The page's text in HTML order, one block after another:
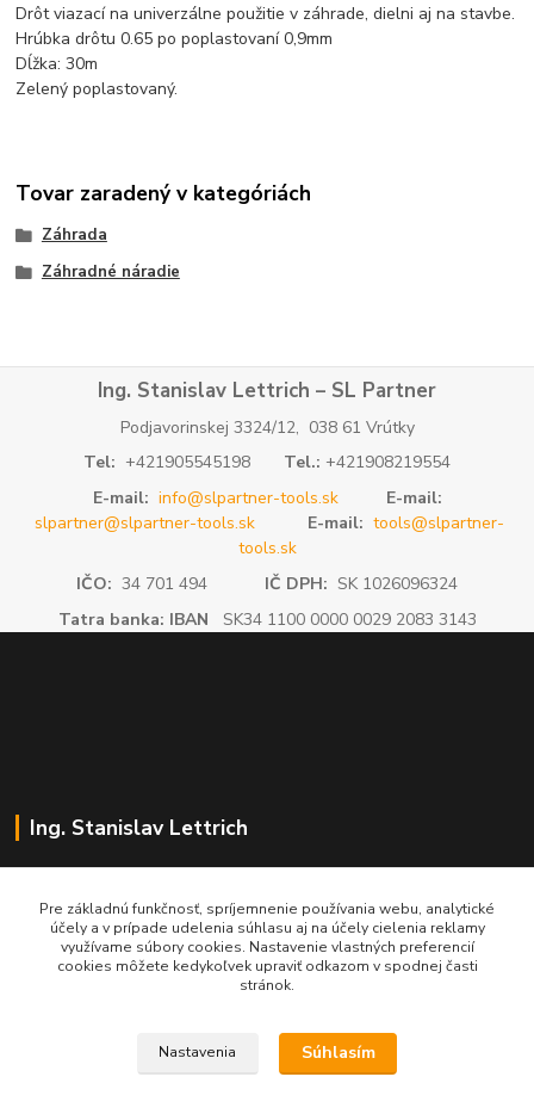
Drôt viazací na univerzálne použitie v záhrade, dielni aj na stavbe.
Hrúbka drôtu 0.65 po poplastovaní 0,9mm
Dĺžka: 30m
Zelený poplastovaný.
Tovar zaradený v kategóriách
Záhrada
Záhradné náradie
Ing. Stanislav Lettrich – SL Partner
Podjavorinskej 3324/12, 038 61 Vrútky
Tel: +421905545198 Tel.: +421908219554
E-mail: info@slpartner-tools.sk
E-mail:
slpartner@slpartner-tools.sk
E-mail: tools@slpartner-
tools.sk
IČO: 34 701 494 IČ DPH: SK 1026096324
Tatra banka: IBAN SK34 1100 0000 0029 2083 3143
Ing. Stanislav Lettrich
+421 905 545 198
NONSTOP
Pre základnú funkčnosť, spríjemnenie používania webu, analytické
účely a v prípade udelenia súhlasu aj na účely cielenia reklamy
využívame súbory cookies. Nastavenie vlastných preferencií
cookies môžete kedykoľvek upraviť odkazom v spodnej časti
stránok.
Nastavenia Súhlasím